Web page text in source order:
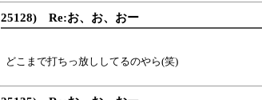
25128) Re:お、お、おー
どこまで打ちっ放ししてるのやら(笑)